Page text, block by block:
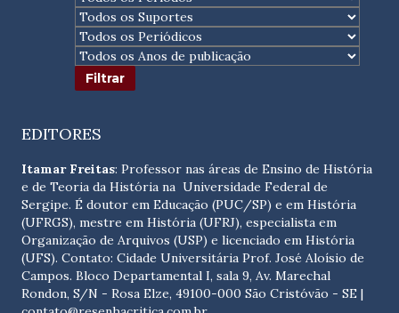
EDITORES
Itamar Freitas: Professor nas áreas de Ensino de História
e de Teoria da História na Universidade Federal de
Sergipe. É doutor em Educação (PUC/SP) e em História
(UFRGS), mestre em História (UFRJ), especialista em
Organização de Arquivos (USP) e licenciado em História
(UFS). Contato: Cidade Universitária Prof. José Aloísio de
Campos. Bloco Departamental I, sala 9, Av. Marechal
Rondon, S/N - Rosa Elze, 49100-000 São Cristóvão - SE |